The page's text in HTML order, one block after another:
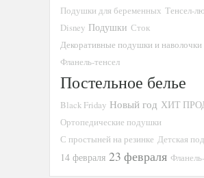
Подушки для беременных Тенсел-
Disney Подушки Сток
Декоративные подушки и наволочки
Фланель-тенсел
Постельное белье
Black Friday Новый год ХИТ
Ортопедические подушки
С простыней на резинке Детская
14 февраля 23 февраля